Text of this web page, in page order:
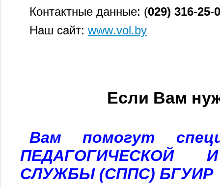
Контактные данные: (029) 316-25-
Наш сайт: www.vol.by
Если Вам
Вам помогут
ПЕДАГОГИЧЕСКОЙ
СЛУЖБЫ (СППС) БГУИР